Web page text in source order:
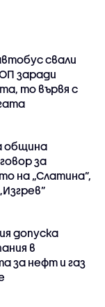
свали
заради
то вървя с
община
за
на „Слатина”,
допуска
в
за нефт и газ